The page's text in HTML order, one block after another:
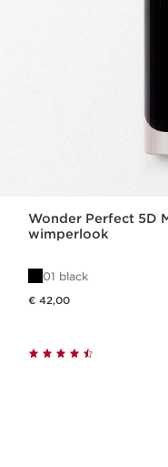
Wonder Perfect 5D
wimperlook
01 black
€ 42,00